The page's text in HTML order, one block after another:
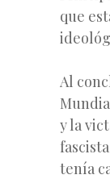
que
Al
y la
tenía